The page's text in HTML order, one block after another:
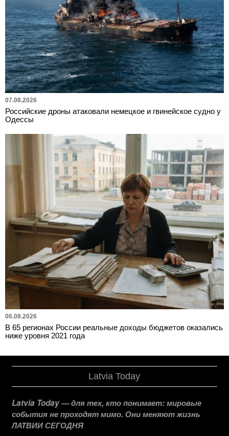
07.08.2026
Российские дроны атаковали немецкое и гвинейское судно у
Одессы
06.08.2026
В 65 регионах России реальные доходы бюджетов оказались
ниже уровня 2021 года
Latvia Today
Latvia Today — для тех, кто понимает: мировые
события не проходят мимо. Они меняют жизнь
ЛАТВИИ СЕГОДНЯ